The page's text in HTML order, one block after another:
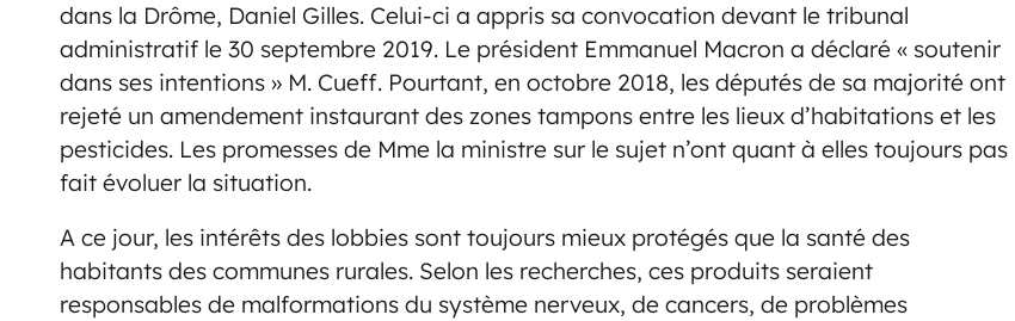
dans la Drôme, Daniel Gilles. Celui-ci a appris sa convocation devant le tribunal
administratif le 30 septembre 2019. Le président Emmanuel Macron a déclaré « soutenir
dans ses intentions » M. Cueff. Pourtant, en octobre 2018, les députés de sa majorité ont
rejeté un amendement instaurant des zones tampons entre les lieux d’habitations et les
pesticides. Les promesses de Mme la ministre sur le sujet n’ont quant à elles toujours pas
fait évoluer la situation.
A ce jour, les intérêts des lobbies sont toujours mieux protégés que la santé des
habitants des communes rurales. Selon les recherches, ces produits seraient
responsables de malformations du système nerveux, de cancers, de problèmes